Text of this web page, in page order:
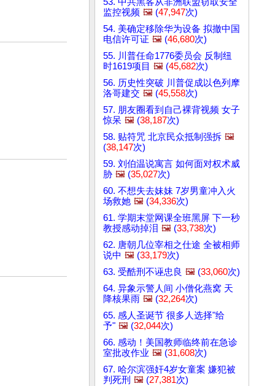
监控视频 🖼️ (47,947次)
54. 美确定移除华为设备 拟撤中国
电信许可证 🖼️ (46,680次)
55. 川普任命1776委员会 反制纽
时1619项目 🖼️ (45,682次)
56. 历史性突破 川普促成以色列摩
洛哥建交 🖼️ (45,558次)
57. 朋友圈看到自己裸背视频 女子
惊呆 🖼️ (38,187次)
58. 贴符咒 北京民众抵制强拆 🖼️
(38,147次)
59. 刘伯温说寓言 如何面对权术威
胁 🖼️ (35,027次)
60. 不想失去妹妹 7岁男童冲入火
场救她 🖼️ (34,336次)
61. 学期末堂网课全班黑屏 下一秒
教授感动掉泪 🖼️ (33,738次)
62. 唐朝几位宰相之仕途 全被相师
说中 🖼️ (33,179次)
63. 受酷刑不诬忠良 🖼️ (33,060次)
64. 异象示警人间 小僧化燕窝 天
降核果雨 🖼️ (32,264次)
65. 感人圣诞节 很多人选择"给
予" 🖼️ (32,044次)
66. 感动！美国教师临终前在急诊
室批改作业 🖼️ (31,608次)
67. 哈尔滨强奸4岁女童案 嫌犯被
判死刑 🖼️ (27,381次)